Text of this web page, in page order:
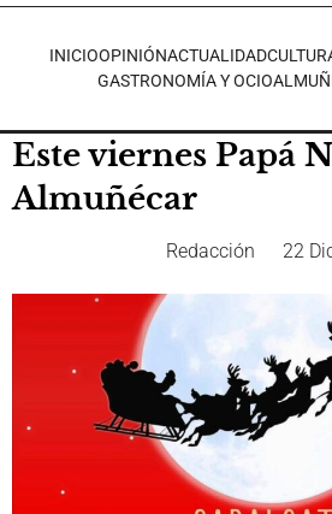
INICIOOPINIÓNACTUALIDAD
GASTRONOMÍA Y OCIO
Este viernes Papá
Almuñécar
Redacción 22